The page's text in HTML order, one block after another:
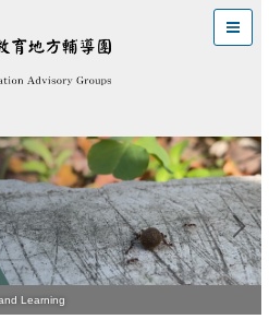
Learning